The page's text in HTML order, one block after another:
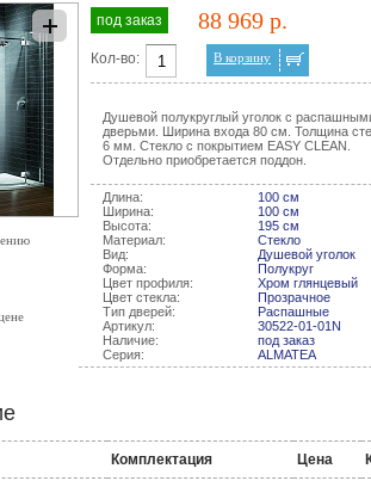
под заказ 88 969 р.
Кол-во: В корзину
Душевой полукруглый уголок с
дверьми. Ширина входа 80 см. Толщина
6 мм. Стекло с покрытием EASY CLEAN.
Отдельно приобретается поддон.
Длина:
100 см
Ширина:
100 см
Высота:
195 см
Материал:
Стекло
Вид:
Душевой уголок
Форма:
Полукруг
Цвет профиля:
Хром глянцевый
Цвет стекла:
Прозрачное
Тип дверей:
Распашные
Артикул:
30522-01-01N
Наличие:
под заказ
Серия:
ALMATEA
Комплектация Цена